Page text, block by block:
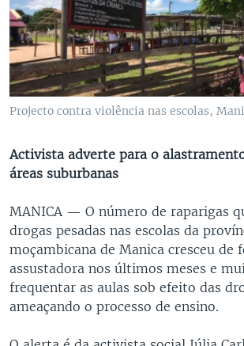
Projecto contra violência nas escolas,
Activista adverte para o
áreas suburbanas
MANICA — O número de raparigas
drogas pesadas nas escolas da
moçambicana de Manica cresceu de
assustadora nos últimos meses e
frequentar as aulas sob efeito das
ameaçando o processo de ensino.